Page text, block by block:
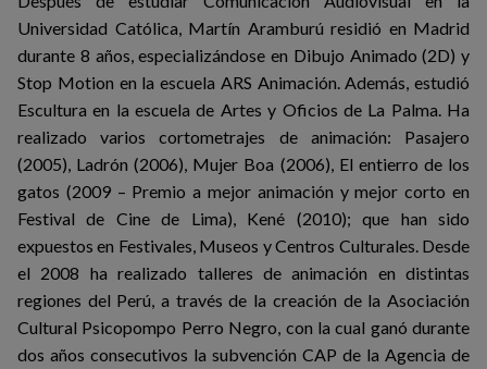
Universidad Católica, Martín Aramburú residió en Madrid
durante 8 años, especializándose en Dibujo Animado (2D) y
Stop Motion en la escuela ARS Animación. Además, estudió
Escultura en la escuela de Artes y Oficios de La Palma. Ha
realizado varios cortometrajes de animación: Pasajero
(2005), Ladrón (2006), Mujer Boa (2006), El entierro de los
gatos (2009 – Premio a mejor animación y mejor corto en
Festival de Cine de Lima), Kené (2010); que han sido
expuestos en Festivales, Museos y Centros Culturales. Desde
el 2008 ha realizado talleres de animación en distintas
regiones del Perú, a través de la creación de la Asociación
Cultural Psicopompo Perro Negro, con la cual ganó durante
dos años consecutivos la subvención CAP de la Agencia de